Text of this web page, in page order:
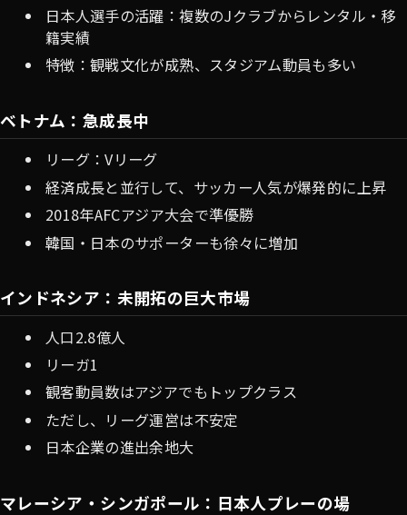
日本人選手の活躍：複数のJクラブからレンタル・移
籍実績
特徴：観戦文化が成熟、スタジアム動員も多い
ベトナム：急成長中
リーグ：Vリーグ
経済成長と並行して、サッカー人気が爆発的に上昇
2018年AFCアジア大会で準優勝
韓国・日本のサポーターも徐々に増加
インドネシア：未開拓の巨大市場
人口2.8億人
リーガ1
観客動員数はアジアでもトップクラス
ただし、リーグ運営は不安定
日本企業の進出余地大
マレーシア・シンガポール：日本人プレーの場